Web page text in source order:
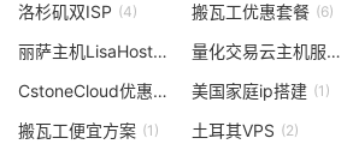
洛杉矶双ISP (4) 搬瓦工优惠套餐 (6)
丽萨主机LisaHost
(1) 量化交易云主机服务
CstoneCloud优惠码 (3)美国家庭ip搭建 (1)
搬瓦工便宜方案 (1) 土耳其VPS (2)